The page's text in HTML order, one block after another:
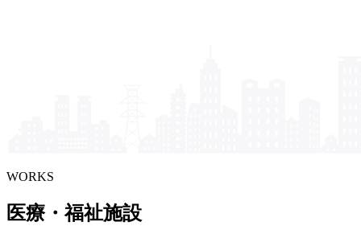
WORKS
医療・福祉施設